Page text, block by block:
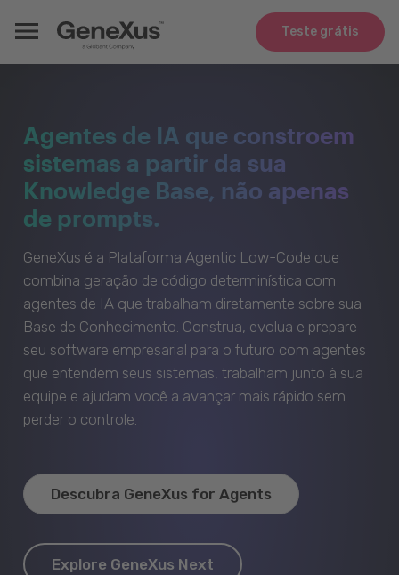
Teste grátis
Agentes de IA que constroem
sistemas a partir da sua
Knowledge Base, não apenas
de prompts.
GeneXus é a Plataforma Agentic Low-Code que
combina geração de código determinística com
agentes de IA que trabalham diretamente sobre sua
Base de Conhecimento. Construa, evolua e prepare
seu software empresarial para o futuro com agentes
que entendem seus sistemas, trabalham junto à sua
equipe e ajudam você a avançar mais rápido sem
perder o controle.
Descubra GeneXus for Agents
Explore GeneXus Next